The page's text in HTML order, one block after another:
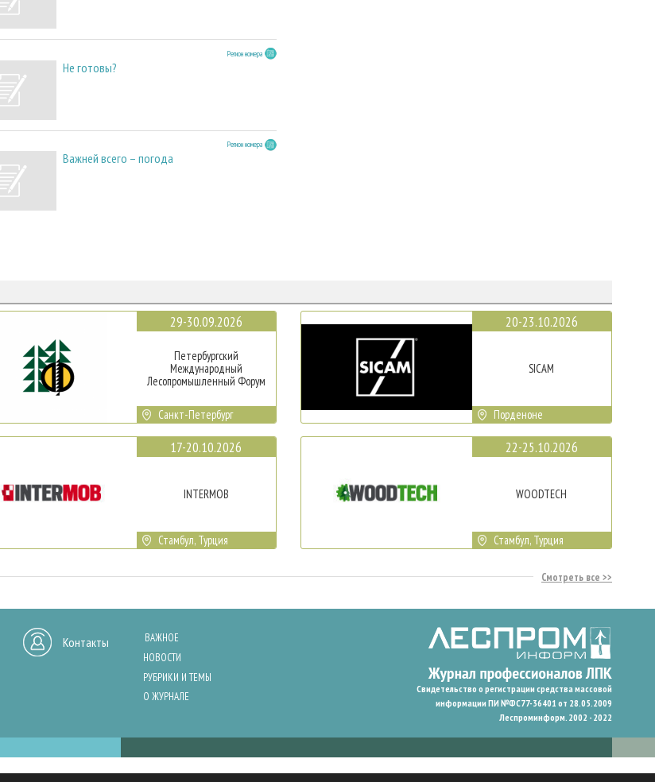
Регион номера
Не готовы?
Регион номера
Важней всего – погода
29-30.09.2026
Петербургский
Международный
Лесопромышленный Форум
Санкт-Петербург
17-20.10.2026
INTERMOB
Стамбул, Турция
20-23.10.2026
SICAM
Порденоне
22-25.10.2026
WOODTECH
Стамбул, Турция
Смотреть все
Контакты
ВАЖНОЕ
НОВОСТИ
РУБРИКИ И ТЕМЫ
О ЖУРНАЛЕ
Свидетельство о регистрации средства массовой
информации ПИ №ФС77-36401 от 28.05.2009
Леспроминформ. 2002 - 2022